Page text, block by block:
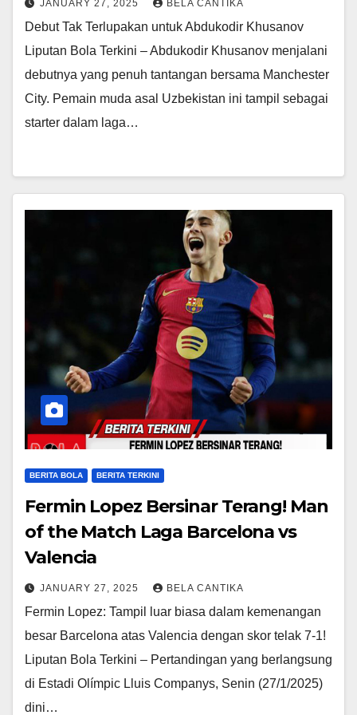
JANUARY 27, 2025 BELA CANTIKA
Debut Tak Terlupakan untuk Abdukodir Khusanov
Liputan Bola Terkini – Abdukodir Khusanov menjalani
debutnya yang penuh tantangan bersama Manchester
City. Pemain muda asal Uzbekistan ini tampil sebagai
starter dalam laga…
BERITA BOLA BERITA TERKINI
Fermin Lopez Bersinar Terang! Man
of the Match Laga Barcelona vs
Valencia
JANUARY 27, 2025 BELA CANTIKA
Fermin Lopez: Tampil luar biasa dalam kemenangan
besar Barcelona atas Valencia dengan skor telak 7-1!
Liputan Bola Terkini – Pertandingan yang berlangsung
di Estadi Olímpic Lluis Companys, Senin (27/1/2025)
dini…